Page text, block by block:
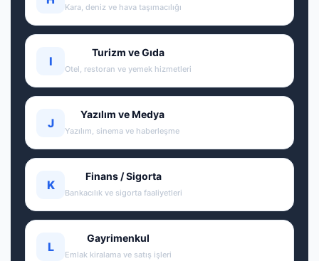
Kara, deniz ve hava taşımacılığı
I
Turizm ve Gıda
Otel, restoran ve yemek hizmetleri
J
Yazılım ve Medya
Yazılım, sinema ve haberleşme
K
Finans / Sigorta
Bankacılık ve sigorta faaliyetleri
L
Gayrimenkul
Emlak kiralama ve satış işleri